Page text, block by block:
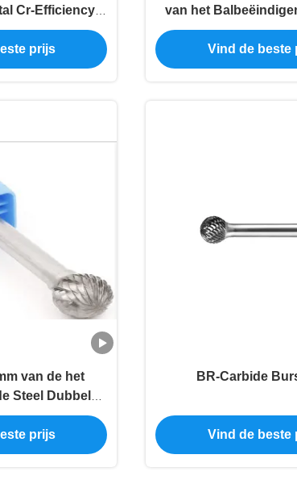
Cr-Efficiency
Productie
prijs
van het
van Burr Set For
Vind de beste
van de het
Steel Dubbele
de Braamyg8
BR prijs
BR-Carbide
Vind de beste